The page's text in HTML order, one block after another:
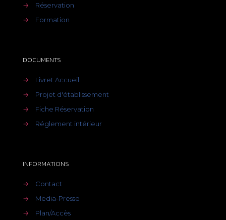
→
Réservation
→
Formation
DOCUMENTS
→
Livret Accueil
→
Projet d'établissement
→
Fiche Réservation
→
Réglement intérieur
INFORMATIONS
→
Contact
→
Media-Presse
→
Plan/Accès